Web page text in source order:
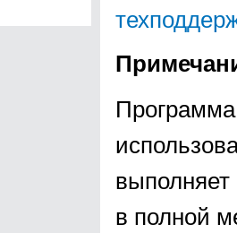
в полной